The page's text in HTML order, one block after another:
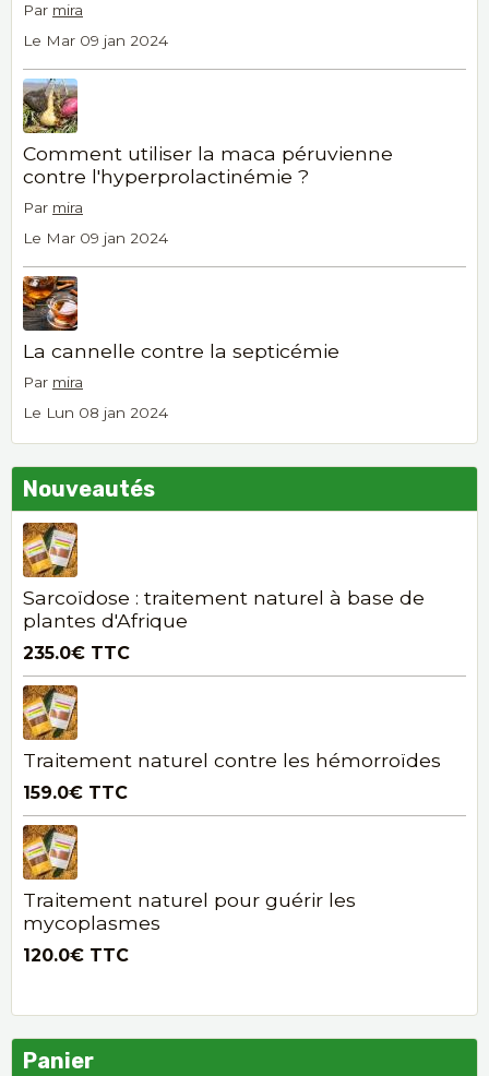
Par mira
Le Mar 09 jan 2024
Comment utiliser la maca péruvienne
contre l'hyperprolactinémie ?
Par mira
Le Mar 09 jan 2024
La cannelle contre la septicémie
Par mira
Le Lun 08 jan 2024
Nouveautés
Sarcoïdose : traitement naturel à base de
plantes d'Afrique
235.0€ TTC
Traitement naturel contre les hémorroïdes
159.0€ TTC
Traitement naturel pour guérir les
mycoplasmes
120.0€ TTC
Panier